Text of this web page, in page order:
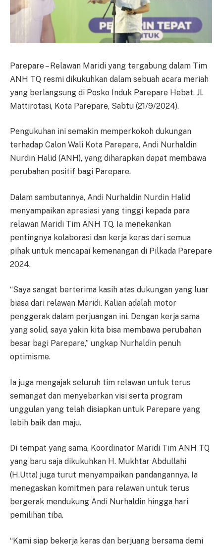
Parepare – Relawan Maridi yang tergabung dalam Tim
ANH TQ resmi dikukuhkan dalam sebuah acara meriah
yang berlangsung di Posko Induk Parepare Hebat, Jl.
Mattirotasi, Kota Parepare, Sabtu (21/9/2024).
Pengukuhan ini semakin memperkokoh dukungan
terhadap Calon Wali Kota Parepare, Andi Nurhaldin
Nurdin Halid (ANH), yang diharapkan dapat membawa
perubahan positif bagi Parepare.
Dalam sambutannya, Andi Nurhaldin Nurdin Halid
menyampaikan apresiasi yang tinggi kepada para
relawan Maridi Tim ANH TQ. Ia menekankan
pentingnya kolaborasi dan kerja keras dari semua
pihak untuk mencapai kemenangan di Pilkada Parepare
2024.
“Saya sangat berterima kasih atas dukungan yang luar
biasa dari relawan Maridi. Kalian adalah motor
penggerak dalam perjuangan ini. Dengan kerja sama
yang solid, saya yakin kita bisa membawa perubahan
besar bagi Parepare,” ungkap Nurhaldin penuh
optimisme.
Ia juga mengajak seluruh tim relawan untuk terus
semangat dan menyebarkan visi serta program
unggulan yang telah disiapkan untuk Parepare yang
lebih baik dan maju.
Di tempat yang sama, Koordinator Maridi Tim ANH TQ
yang baru saja dikukuhkan H. Mukhtar Abdullahi
(H.Utta) juga turut menyampaikan pandangannya. Ia
menegaskan komitmen para relawan untuk terus
bergerak mendukung Andi Nurhaldin hingga hari
pemilihan tiba.
“Kami siap bekerja keras dan berjuang bersama demi